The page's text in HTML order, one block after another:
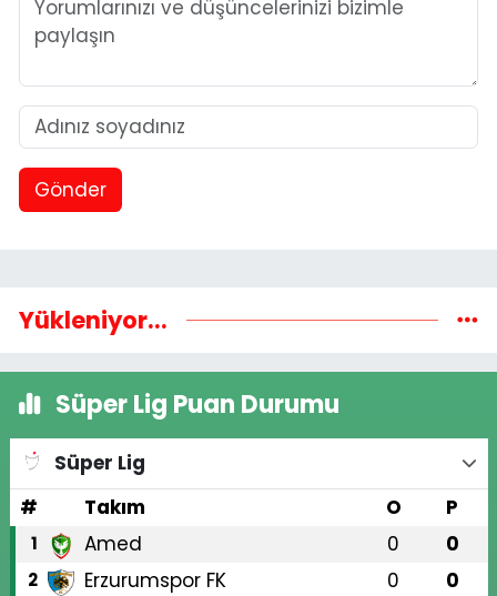
Gönder
Yükleniyor...
Süper Lig Puan Durumu
Süper Lig
#
Takım O P
1 Amed 0 0
2 Erzurumspor FK 0 0